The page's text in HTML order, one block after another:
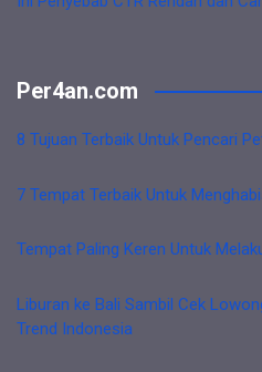
Per4an.com
8 Tujuan Terbaik Untuk Pencari
7 Tempat Terbaik Untuk
Tempat Paling Keren Untuk
Liburan ke Bali Sambil Cek
Trend Indonesia